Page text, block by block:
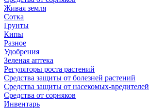
Живая земля
Сотка
Грунты
Кипы
Разное
Удобрения
Зеленая аптека
Регуляторы роста растений
Средства защиты от болезней растений
Средства защиты от насекомых-вредителей
Средства от сорняков
Инвентарь